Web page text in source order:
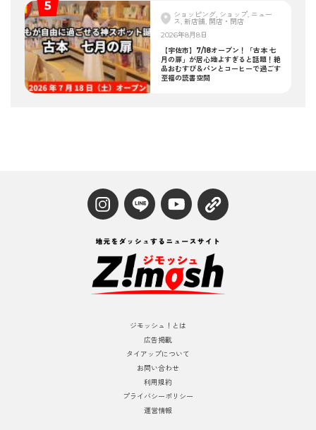
ショッピング, ショップ, ニュー
ス, 新店舗, 開店・閉店
2026年8月8日
【宇佐市】7/18オープン！「古本 七
月の扉」が居心地よすぎると話題！絶
品おむすび＆パンとコーヒーで過ごす
至福の読書空間
ジモッシュ！とは
広告掲載
タイアップについて
お問い合わせ
利用規約
プライバシーポリシー
運営情報